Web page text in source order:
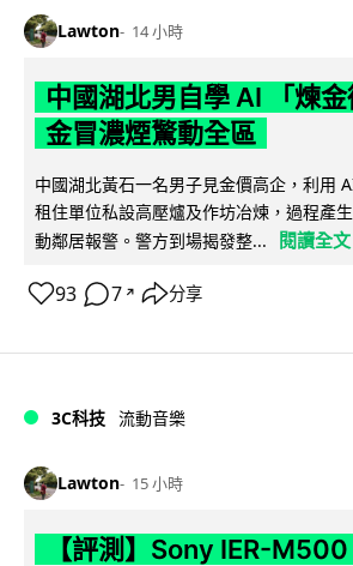
Lawton 14 小時
中國湖北男自學 AI 「煉
金冒濃煙驚動全區
中國湖北黃石一名男子見金價高企，利用
租住單位私設高壓爐及作坊冶煉，過程產
動鄰居報警。警方到場揭發整...
閱讀全文
93 7 ↗ 分享
3C科技 流動音樂
Lawton 15 小時
【評測】Sony IER-